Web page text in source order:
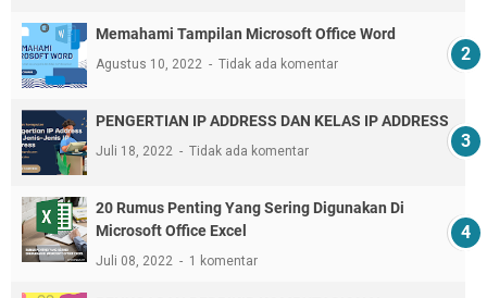
Memahami Tampilan Microsoft Office Word
Agustus 10, 2022 Tidak ada komentar
PENGERTIAN IP ADDRESS DAN KELAS IP ADDRESS
Juli 18, 2022 Tidak ada komentar
20 Rumus Penting Yang Sering Digunakan Di
Microsoft Office Excel
Juli 08, 2022 1 komentar